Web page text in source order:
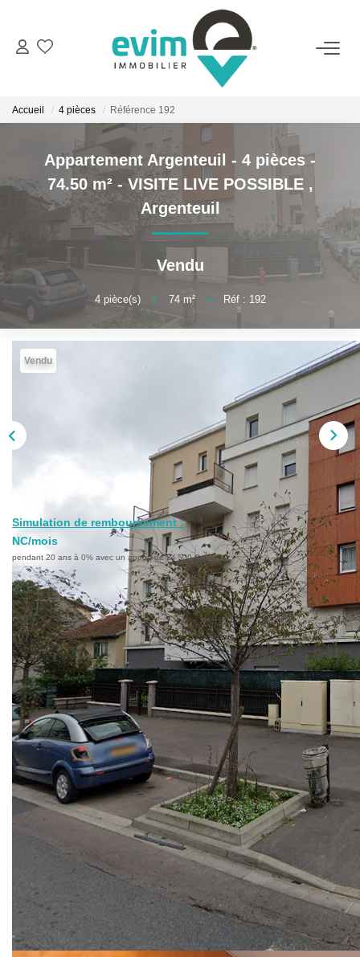
ACHETER
LOUER
ESTIMER
VENDRE
GESTION
BIENS VENDUS
L'AGENCE
Qui Sommes-Nous ?
L'application
Actualités
Rejoignez-Nous
Nous Contacter
FAQ
EN
Accueil 4 pièces Référence 192
Appartement Argenteuil - 4 pièces -
74.50 m² - VISITE LIVE POSSIBLE ,
Argenteuil
Vendu
4pièce(s) • 74m² • Réf : 192
Vendu
Simulation de remboursement :
NC/mois
pendant 20 ans à 0% avec un apport de 24 500 €
Description
Réf : 192
Nous vous proposons un appartement de 4 pièces dans
une petite copropriété récente (Norme RT 2012) avec de
faibles charges, proche de toutes commodités et à
seulement 10 MINUTES du PONT DE BEZONS (Tramway
T2).
L'appartement se compose d'un séjour donnant accès sur
un balcon, une grande cuisine équipée, un grand
dégagement desservant 3 grandes chambres, une salle de
bain avec WC séparés.
Une place de parking en sous-sol complète ce bien.
Contactez-nous rapidement !!